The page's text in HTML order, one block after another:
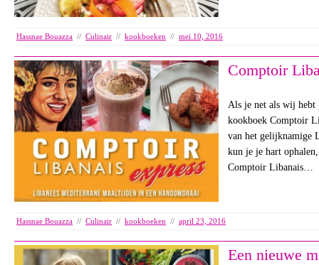
Hassnae Bouazza // Culinair // kookboeken // mei 10, 2016
Comptoir
Als je net als wij hebt
kookboek Comptoir
van het gelijknamige
kun je je hart
Comptoir Libanais…
Hassnae Bouazza // Culinair // kookboeken // april 23, 2016
Een nieuwe